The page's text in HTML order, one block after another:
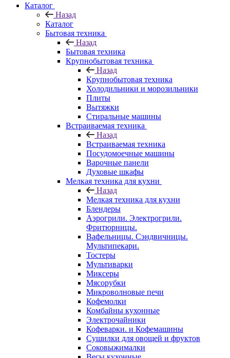
Каталог
Назад
Каталог
Бытовая техника
Назад
Бытовая техника
Крупнобытовая техника
Назад
Крупнобытовая техника
Холодильники и морозильники
Плиты
Вытяжки
Стиральные машины
Встраиваемая техника
Назад
Встраиваемая техника
Посудомоечные машины
Варочные панели
Духовые шкафы
Мелкая техника для кухни
Назад
Мелкая техника для кухни
Блендеры
Аэрогрили. Электрогрили.
Фритюрницы.
Вафельницы. Сэндвичницы.
Мультипекари.
Тостеры
Мультиварки
Миксеры
Мясорубки
Микроволновые печи
Кофемолки
Комбайны кухонные
Электрочайники
Кофеварки. и Кофемашины
Сушилки для овощей и фруктов
Соковыжималки